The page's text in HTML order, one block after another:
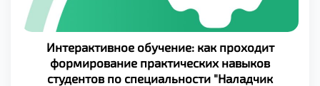
Интерактивное обучение: как проходит
формирование практических навыков
студентов по специальности "Наладчик